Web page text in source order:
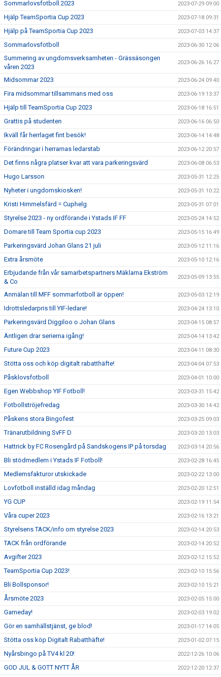
Sommarlovsfotboll 2023 2023-07-29 09:00
Hjälp TeamSportia Cup 2023 2023-07-18 09:31
Hjälp på TeamSportia Cup 2023 2023-07-03 14:37
Sommarlovsfotboll 2023-06-30 12:06
Summering av ungdomsverksamheten - Grässäsongen
våren 2023
2023-06-26 16:27
Midsommar 2023 2023-06-24 09:40
Fira midsommar tillsammans med oss 2023-06-19 13:37
Hjälp till TeamSportia Cup 2023 2023-06-18 16:51
Grattis på studenten 2023-06-16 06:50
Ikväll får herrlaget fint besök! 2023-06-14 14:48
Förändringar i herrarnas ledarstab 2023-06-12 20:57
Det finns några platser kvar att vara parkeringsvärd 2023-06-08 06:53
Hugo Larsson 2023-05-31 12:25
Nyheter i ungdomskiosken! 2023-05-31 10:22
Kristi Himmelsfärd = Cuphelg 2023-05-31 07:01
Styrelse 2023 - ny ordförande i Ystads IF FF 2023-05-24 14:52
Domare till Team Sportia cup 2023 2023-05-15 16:49
Parkeringsvärd Johan Glans 21 juli 2023-05-12 11:16
Extra årsmöte 2023-05-10 12:16
Erbjudande från vår samarbetspartners Mäklarna Ekström
& Co
2023-05-09 13:55
Anmälan till MFF sommarfotboll är öppen! 2023-05-03 12:19
Idrottsledarpris till YIF-ledare! 2023-04-24 13:10
Parkeringsvärd Diggiloo o Johan Glans 2023-04-15 08:57
Äntligen drar serierna igång! 2023-04-14 13:42
Future Cup 2023 2023-04-11 08:30
Stötta oss och köp digitalt rabatthäfte! 2023-04-04 07:53
Påsklovsfotboll 2023-04-01 10:00
Egen Webbshop YIF Fotboll! 2023-03-31 15:42
Fotbollströjefredag 2023-03-30 14:42
Påskens stora Bingofest 2023-03-25 09:03
Tränarutbildning SvFF D 2023-03-20 13:03
Hattrick by FC Rosengård på Sandskogens IP på torsdag 2023-03-14 20:56
Bli stödmedlem i Ystads IF Fotboll! 2023-02-28 16:45
Medlemsfakturor utskickade 2023-02-22 13:00
Lovfotboll inställd idag måndag 2023-02-20 12:51
YG CUP 2023-02-19 11:54
Våra cuper 2023 2023-02-16 13:21
Styrelsens TACK/info om styrelse 2023 2023-02-14 20:53
TACK från ordförande 2023-02-14 20:52
Avgifter 2023 2023-02-12 15:52
TeamSportia Cup 2023! 2023-02-10 15:56
Bli Bollsponsor! 2023-02-10 15:21
Årsmöte 2023 2023-02-05 15:00
Gameday! 2023-02-03 19:02
Gör en samhällstjänst, ge blod! 2023-01-17 14:05
Stötta oss köp Digitalt Rabatthäfte! 2023-01-02 07:15
Nyårsbingo på TV4 kl 20! 2022-12-26 10:06
GOD JUL & GOTT NYTT ÅR 2022-12-20 12:37